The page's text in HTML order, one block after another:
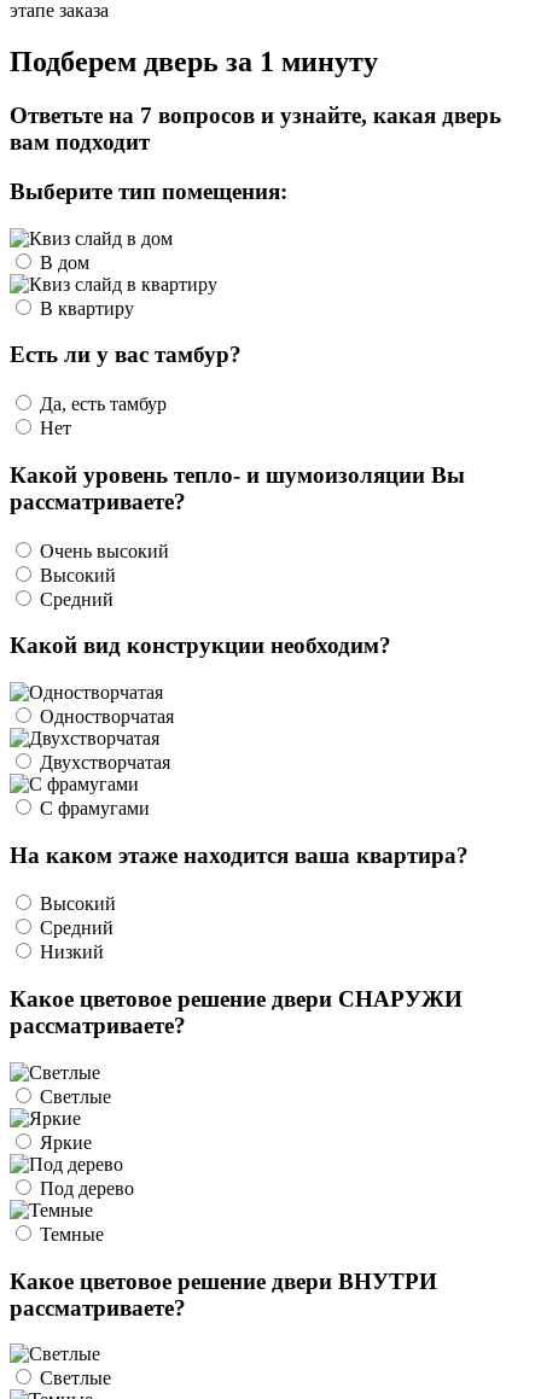
этапе заказа
Подберем дверь за 1 минуту
Ответьте на 7 вопросов и узнайте, какая дверь
вам подходит
Выберите тип помещения:
В дом
В квартиру
Есть ли у вас тамбур?
Да, есть тамбур
Нет
Какой уровень тепло- и шумоизоляции Вы
рассматриваете?
Очень высокий
Высокий
Средний
Какой вид конструкции необходим?
Одностворчатая
Двухстворчатая
С фрамугами
На каком этаже находится ваша квартира?
Высокий
Средний
Низкий
Какое цветовое решение двери СНАРУЖИ
рассматриваете?
Светлые
Яркие
Под дерево
Темные
Какое цветовое решение двери ВНУТРИ
рассматриваете?
Светлые